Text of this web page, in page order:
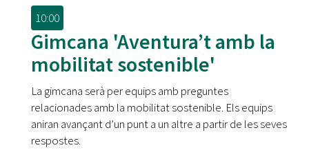
10:00
Gimcana 'Aventura’t amb la
mobilitat sostenible'
La gimcana serà per equips amb preguntes
relacionades amb la mobilitat sostenible. Els equips
aniran avançant d’un punt a un altre a partir de les seves
respostes.